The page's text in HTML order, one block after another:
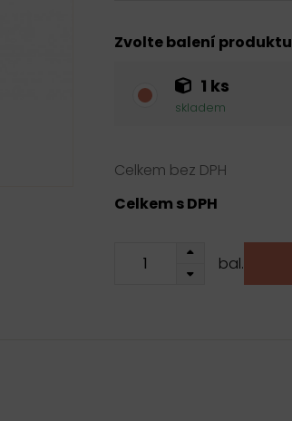
Zvolte balení produktu
1 ks
skladem
Celkem bez DPH
Celkem s DPH
bal.